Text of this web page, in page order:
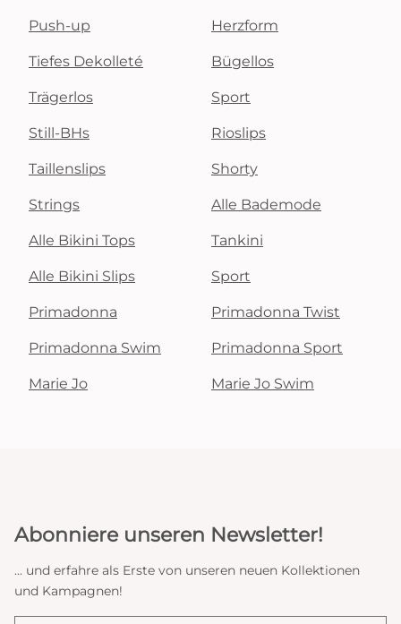
Push-up Herzform
Tiefes Dekolleté Bügellos
Trägerlos Sport
Still-BHs Rioslips
Taillenslips Shorty
Strings Alle Bademode
Alle Bikini Tops Tankini
Alle Bikini Slips Sport
Primadonna Primadonna Twist
Primadonna Swim Primadonna Sport
Marie Jo Marie Jo Swim
Abonniere unseren Newsletter!
... und erfahre als Erste von unseren neuen Kollektionen
und Kampagnen!